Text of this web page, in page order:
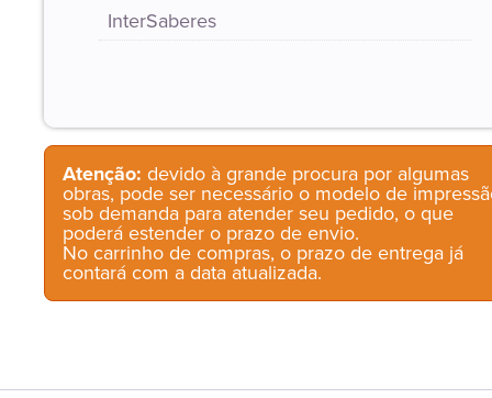
InterSaberes
Atenção: devido à grande procura por algumas
obras, pode ser necessário o modelo de
sob demanda para atender seu pedido, o que
poderá estender o prazo de envio.
No carrinho de compras, o prazo de entrega já
contará com a data atualizada.